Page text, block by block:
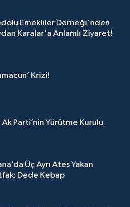
Emekliler Derneği'nden
Karalar'a Anlamlı Ziyaret!
Krizi!
Ak Parti’nin Yürütme Kurulu
Üç Ayrı Ateş Yakan
Dede Kebap